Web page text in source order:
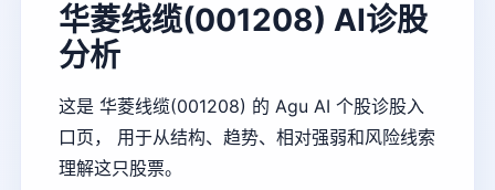
华菱线缆(001208) AI诊股
分析
这是 华菱线缆(001208) 的 Agu AI 个股诊股入
口页， 用于从结构、趋势、相对强弱和风险线索
理解这只股票。